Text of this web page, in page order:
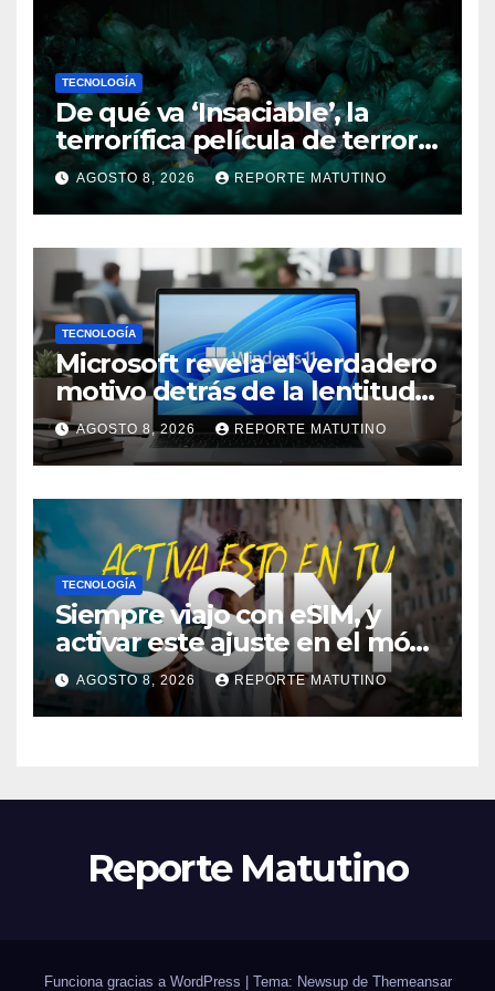
TECNOLOGÍA
De qué va ‘Insaciable’, la
terrorífica película de terror
que seguro no conoces y te
soprenderá
AGOSTO 8, 2026 REPORTE MATUTINO
TECNOLOGÍA
Microsoft revela el verdadero
motivo detrás de la lentitud
de Windows 11
AGOSTO 8, 2026 REPORTE MATUTINO
TECNOLOGÍA
Siempre viajo con eSIM, y
activar este ajuste en el móvil
me ha salvado de pagar
mucho más en alguna
ocasión
AGOSTO 8, 2026 REPORTE MATUTINO
Reporte Matutino
Funciona gracias a WordPress Tema: Newsup de Themeansar